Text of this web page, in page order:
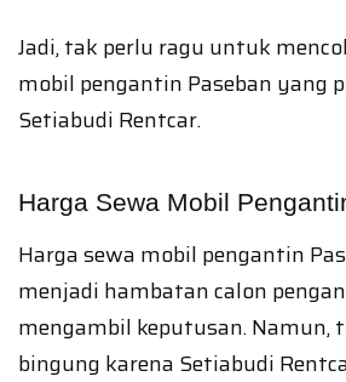
Jadi, tak perlu ragu untuk
mobil pengantin Paseban yang
Setiabudi Rentcar.
Harga Sewa Mobil
Harga sewa mobil pengantin
menjadi hambatan calon
mengambil keputusan. Namun,
bingung karena Setiabudi